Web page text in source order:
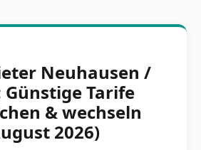
Neuhausen /
Günstige Tarife
& wechseln
2026)